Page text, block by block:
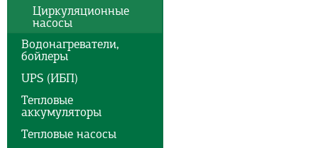
Циркуляционные
насосы
Водонагреватели,
бойлеры
UPS (ИБП)
Тепловые
аккумуляторы
Тепловые насосы